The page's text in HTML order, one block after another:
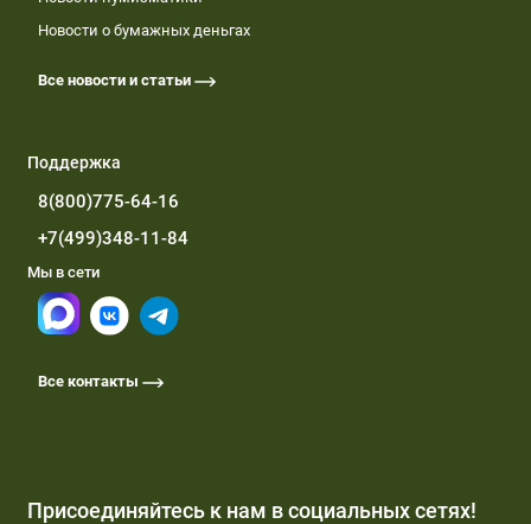
Новости о бумажных деньгах
Все новости и статьи
Поддержка
8(800)775-64-16
+7(499)348-11-84
Мы в сети
Все контакты
Присоединяйтесь к нам в социальных сетях!